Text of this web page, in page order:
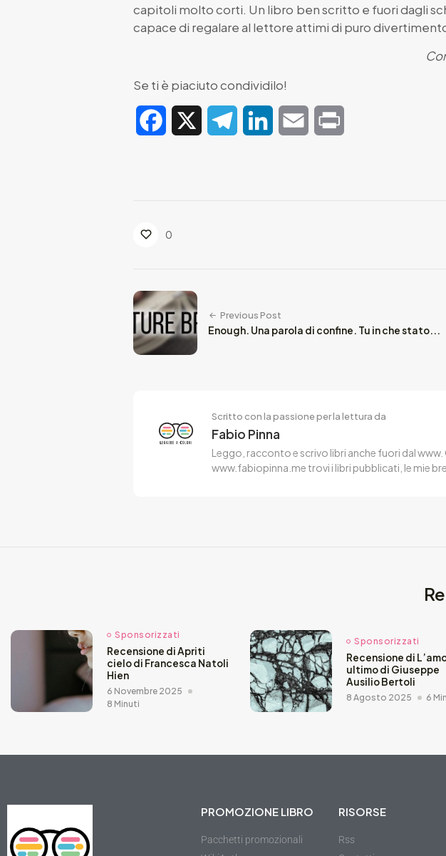
capitoli molto corti. Un libro ben scritto e fuori dagli
capace di regalare al lettore attimi di puro
Se ti è piaciuto condividilo!
Facebook TelegramLinkedIn Email
0
Previous Post
Enough. Una parola di confine. Tu in che stato...
Scritto con la passione per la lettura da
Fabio Pinna
Leggo, racconto e scrivo libri anche fuori dal
www.fabiopinna.me trovi i libri pubblicati, le mie
Sponsorizzati
Recensione di Apriti
cielo di Francesca Natoli
Hien
6 Novembre 2025
8 Minuti
Sponsorizzati
Recensione di
ultimo di Giuseppe
Ausilio Bertoli
8 Agosto 2025 6
PROMOZIONE LIBRO
Pacchetti promozionali
RISORSE
Rss